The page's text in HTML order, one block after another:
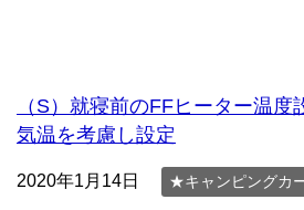
（S）就寝前のFFヒーター温
気温を考慮し設定
2020年1月14日 ★キャンピングカ